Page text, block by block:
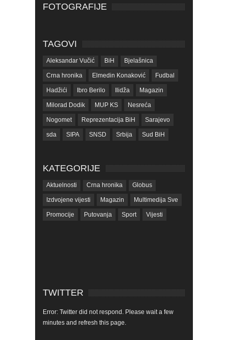
FOTOGRAFIJE
TAGOVI
Aleksandar Vučić BiH Bjelašnica
Crna hronika Elmedin Konaković Fudbal
Hadžići Ibro Berilo Ilidža Magazin
Milorad Dodik MUP KS Nesreća
Nogomet Reprezentacija BiH Sarajevo
sda SIPA SNSD Srbija Sud BiH
Tužilaštvo KS ubistvo Vrijeme zdravlje
KATEGORIJE
Aktuelnosti Crna hronika Globus
Izdvojene vijesti Magazin Multimedija Sve
Promocije Putovanja Sport Vijesti
TWITTER
Error: Twitter did not respond. Please wait a few
minutes and refresh this page.